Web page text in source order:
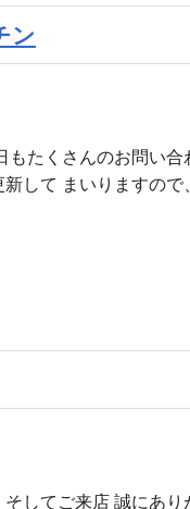
ン
たくさんのお問い
新して まいります
してご来店 誠にあ